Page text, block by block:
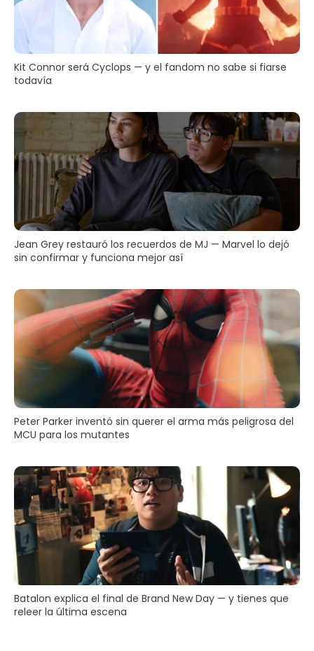
Kit Connor será Cyclops — y el fandom no sabe si fiarse
todavía
Jean Grey restauró los recuerdos de MJ — Marvel lo dejó
sin confirmar y funciona mejor así
Peter Parker inventó sin querer el arma más peligrosa del
MCU para los mutantes
Batalon explica el final de Brand New Day — y tienes que
releer la última escena